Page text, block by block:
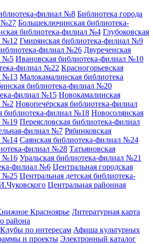
филиал №8 Библиотека города
№27 Большеключинская библиотека-
библиотека-филиал №4 Глубоковская
№12 Гмирянская библиотека-филиал №9
филиал №26 Двуреченская
№5 Ивановская библиотека-филиал №10
филиал №22 Красногорьевская
№13 Малокамалинская библиотека
библиотека-филиал №20
филиал №15 Новокамалинская
№2 Новопечёрская библиотека-филиал
библиотека-филиал №18 Новосолянская
№19 Переясловская библиотека-филиал
филиал №7 Рябинковская
№14 Саянская библиотека-филиал №24
филиал №28 Татьяновская
№16 Уральская библиотека-филиал №21
филиал №6 Центральная городская
№25 Центральная детская библиотека-
Центральная районная
Красноярье Литературная карта
района
Клубы по интересам Афиша культурных
и проекты Электронный каталог